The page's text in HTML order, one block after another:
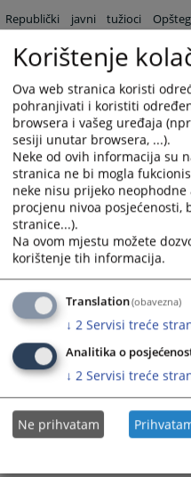
Republički javni tužioci
okružnih tužilaštava izjavljenih
sudova, te zastupaju optužnice u
ukinuo prvostepene presude i
funkcije, Opšte odjeljenje
može ostvarivati i pred
Ustavnim sudom Republike
Republički javni tužioci
sprovode istražne radnje i
člana 3. Zakona o izmjeni i
organizovanog i najtežih oblika
22322
Korištenje
Ova web stranica koristi
pohranjivati i koristiti
browsera i vašeg uređaja
sesiji unutar browsera, ...).
Neke od ovih informacija su
stranica ne bi mogla
neke nisu prijeko
procjenu nivoa posjećenosti,
stranice...).
Na ovom mjestu možete
korištenje tih informacija.
Translation(obavezna)
↓ 2 Servisi treće
Analitika o
↓ 2 Servisi treće
Ne prihvatam